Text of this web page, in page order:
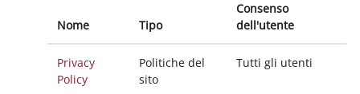
Nome Tipo
Consenso
dell'utente
Privacy
Policy
Politiche del
sito
Tutti gli utenti